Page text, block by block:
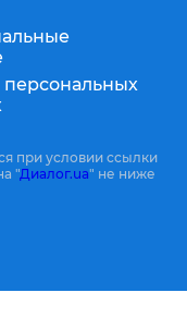
при условии ссылки
"Диалог.ua" не ниже